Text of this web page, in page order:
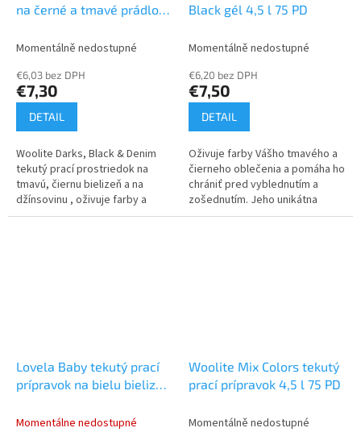
na černé a tmavé prádlo.
keratinem. 3.6 l / 60
Momentálně nedostupné
€6,03 bez DPH
€7,30
DETAIL
Woolite Darks, Black & Denim
tekutý prací prostriedok na
tmavú, čiernu bielizeň a na
džínsovinu , oživuje farby a
pomáha chrániť pred
Black gél 4,5 l 75 PD
Momentálně nedostupné
€6,20 bez DPH
€7,50
DETAIL
Oživuje farby Vášho tmavého a
čierneho oblečenia a pomáha ho
chrániť pred vyblednutím a
zošednutím. Jeho unikátna
formula: 1. Oživuje farby Vášho
Lovela Baby tekutý prací
prípravok na bielu bielizeň
Momentálne nedostupné
Woolite Mix Colors tekutý
prací prípravok 4,5 l 75 PD
Momentálně nedostupné